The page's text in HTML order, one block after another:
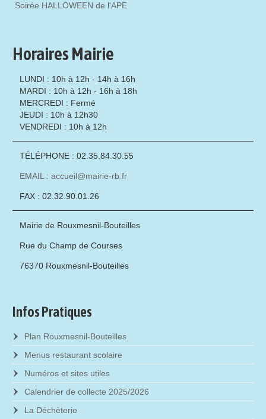
Soirée HALLOWEEN de l'APE
Horaires Mairie
LUNDI : 10h à 12h - 14h à 16h
MARDI : 10h à 12h - 16h à 18h
MERCREDI : Fermé
JEUDI : 10h à 12h30
VENDREDI : 10h à 12h
TÉLÉPHONE : 02.35.84.30.55
EMAIL : accueil@mairie-rb.fr
FAX : 02.32.90.01.26
Mairie de Rouxmesnil-Bouteilles
Rue du Champ de Courses
76370 Rouxmesnil-Bouteilles
Infos Pratiques
Plan Rouxmesnil-Bouteilles
Menus restaurant scolaire
Numéros et sites utiles
Calendrier de collecte 2025/2026
La Déchèterie